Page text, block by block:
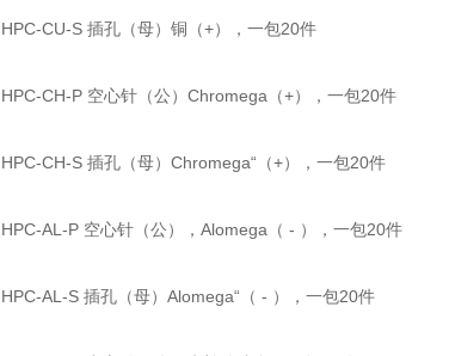
HPC-CU-S 插孔（母）铜（+），一包20件
HPC-CH-P 空心针（公）Chromega（+），一包20件
HPC-CH-S 插孔（母）Chromega“（+），一包20件
HPC-AL-P 空心针（公），Alomega（ - ），一包20件
HPC-AL-S 插孔（母）Alomega“（ - ），一包20件